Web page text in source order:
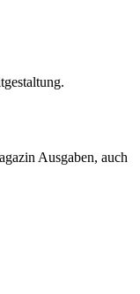
Ausgaben, auch